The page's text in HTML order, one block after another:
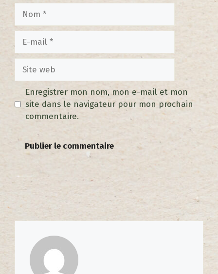
Enregistrer mon nom, mon e-mail et mon
site dans le navigateur pour mon prochain
commentaire.